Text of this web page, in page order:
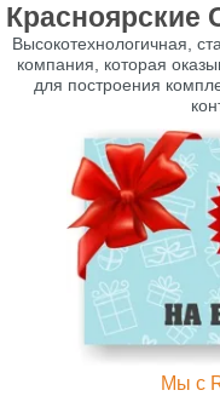
Красноярские
Высокотехнологичная,
компания, которая
для построения
Мы с